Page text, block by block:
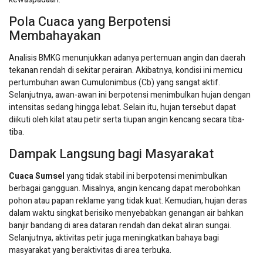
Pola Cuaca yang Berpotensi
Membahayakan
Analisis BMKG menunjukkan adanya pertemuan angin dan daerah
tekanan rendah di sekitar perairan. Akibatnya, kondisi ini memicu
pertumbuhan awan Cumulonimbus (Cb) yang sangat aktif.
Selanjutnya, awan-awan ini berpotensi menimbulkan hujan dengan
intensitas sedang hingga lebat. Selain itu, hujan tersebut dapat
diikuti oleh kilat atau petir serta tiupan angin kencang secara tiba-
tiba.
Dampak Langsung bagi Masyarakat
Cuaca Sumselyang tidak stabil ini berpotensi menimbulkan
berbagai gangguan. Misalnya, angin kencang dapat merobohkan
pohon atau papan reklame yang tidak kuat. Kemudian, hujan deras
dalam waktu singkat berisiko menyebabkan genangan air bahkan
banjir bandang di area dataran rendah dan dekat aliran sungai.
Selanjutnya, aktivitas petir juga meningkatkan bahaya bagi
masyarakat yang beraktivitas di area terbuka.